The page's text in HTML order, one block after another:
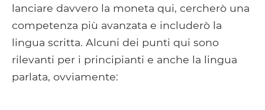
lanciare davvero la moneta qui, cercherò una
competenza più avanzata e includerò la
lingua scritta. Alcuni dei punti qui sono
rilevanti per i principianti e anche la lingua
parlata, ovviamente: